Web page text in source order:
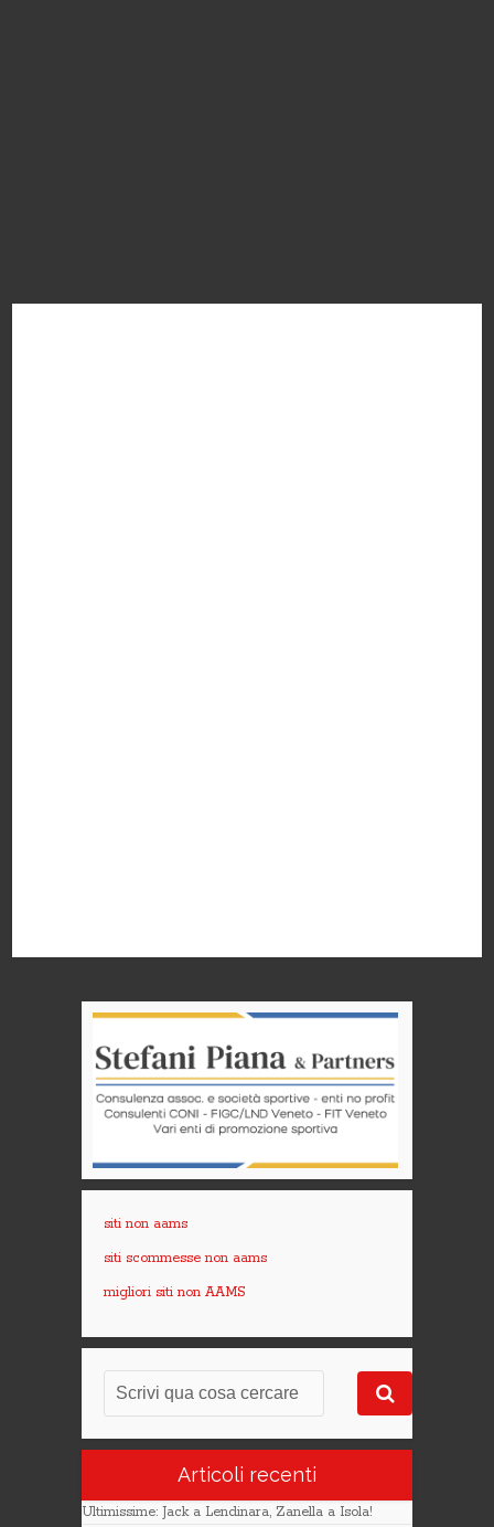
siti non aams
siti scommesse non aams
migliori siti non AAMS
Articoli recenti
Ultimissime: Jack a Lendinara, Zanella a Isola!